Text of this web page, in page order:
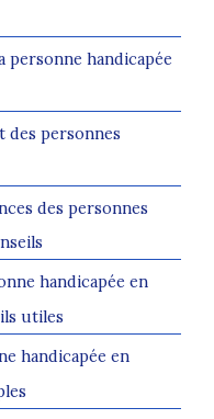
personne handicapée
des personnes
des personnes
handicapée en
utiles
handicapée en